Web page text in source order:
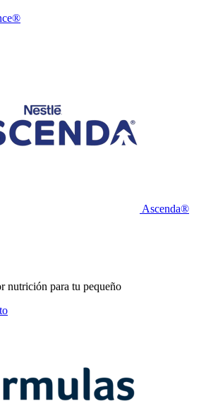
Ascenda®
nutrición para tu pequeño